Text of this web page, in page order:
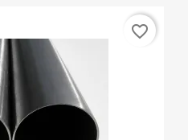
favorite_border